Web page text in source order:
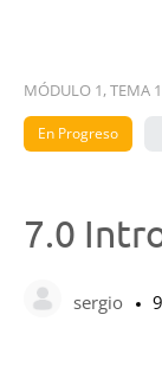
MÓDULO 1, TEMA 1
En Progreso
7.0
sergio